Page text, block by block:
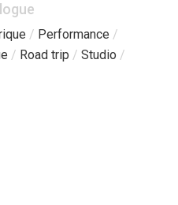
/ Performance /
/ Road trip /Studio /